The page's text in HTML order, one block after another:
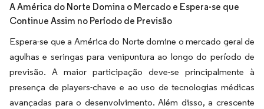
A América do Norte Domina o Mercado e Espera-se que
Continue Assim no Período de Previsão
Espera-se que a América do Norte domine o mercado geral de
agulhas e seringas para venipuntura ao longo do período de
previsão. A maior participação deve-se principalmente à
presença de players-chave e ao uso de tecnologias médicas
avançadas para o desenvolvimento. Além disso, a crescente